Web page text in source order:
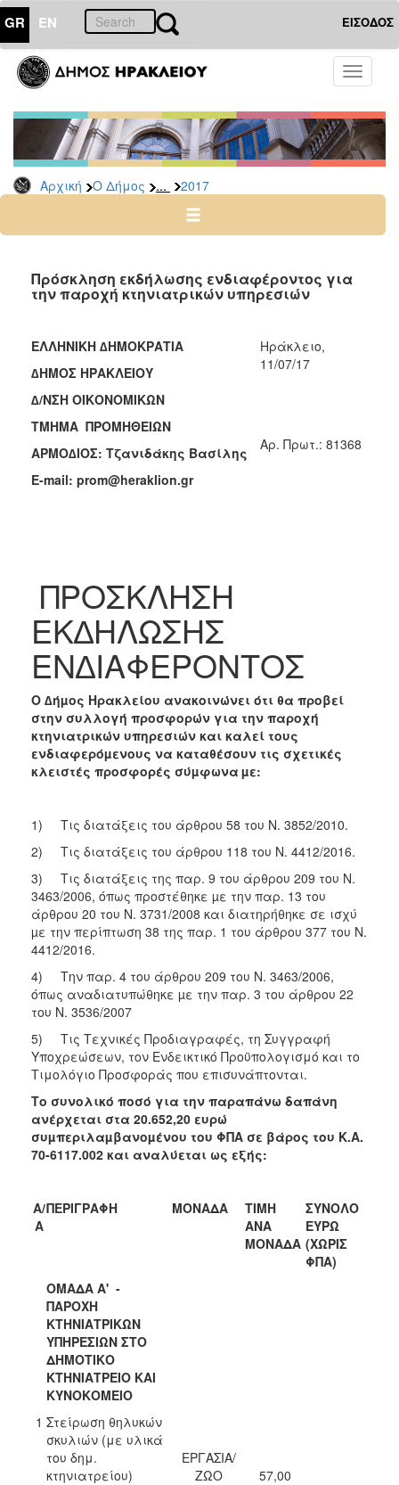
GR EN ΕΙΣΟΔΟΣ
Toggle
Αρχική Ο Δήμος ... 2017
ΔΗΜΟΣ
Δελτία
Τύπου
Αρχείο
2026
2024
2022
2020
2019
2018
2017
2016
2015
2010
ΤΟΠΟΣ
ΠΟΛΙΤΙΣΜΟΣ
ΠΟΛΗ
Πρόσκληση εκδήλωσης ενδιαφέροντος για
την παροχή κτηνιατρικών υπηρεσιών
ΕΛΛΗΝΙΚΗ ∆ΗΜΟΚΡΑΤΙΑ
∆ΗΜΟΣ ΗΡΑΚΛΕΙΟΥ
∆/ΝΣΗ ΟΙΚΟΝΟΜΙΚΩΝ
ΤΜΗΜΑ ΠΡΟΜΗΘΕΙΩΝ
ΑΡΜΟ∆ΙΟΣ: Τζανιδάκης Βασίλης
E-mail: prom@heraklion.gr
Ηράκλειο,
11/07/17
Aρ. Πρωτ.: 81368
ΠΡΟΣΚΛΗΣΗ
ΕΚ∆ΗΛΩΣΗΣ
ΕΝ∆ΙΑΦΕΡΟΝΤΟΣ
Ο ∆ήµος Ηρακλείου ανακοινώνει ότι θα προβεί
στην συλλογή προσφορών για την παροχή
κτηνιατρικών υπηρεσιών και καλεί τους
ενδιαφερόµενους να καταθέσουν τις σχετικές
κλειστές προσφορές σύµφωνα µε:
1) Τις διατάξεις του άρθρου 58 του Ν. 3852/2010.
2) Τις διατάξεις του άρθρου 118 του Ν. 4412/2016.
3) Τις διατάξεις της παρ. 9 του άρθρου 209 του Ν.
3463/2006, όπως προστέθηκε µε την παρ. 13 του
άρθρου 20 του Ν. 3731/2008 και διατηρήθηκε σε ισχύ
µε την περίπτωση 38 της παρ. 1 του άρθρου 377 του Ν.
4412/2016.
4) Την παρ. 4 του άρθρου 209 του Ν. 3463/2006,
όπως αναδιατυπώθηκε µε την παρ. 3 του άρθρου 22
του Ν. 3536/2007
5) Τις Τεχνικές Προδιαγραφές, τη Συγγραφή
Υποχρεώσεων, τον Ενδεικτικό Προϋπολογισμό και το
Τιμολόγιο Προσφοράς που επισυνάπτονται.
Το συνολικό ποσό για την παραπάνω δαπάνη
ανέρχεται στα 20.652,20 ευρώ
συµπεριλαµβανοµένου του ΦΠΑ σε βάρος του Κ.Α.
70-6117.002 και αναλύεται ως εξής:
Α/
Α
ΠΕΡΙΓΡΑΦΗ ΜΟΝΑΔΑ
ΤΙΜΗ
ΑΝΑ
ΜΟΝΑΔΑ
ΣΥΝΟΛΟ
ΕΥΡΩ
(ΧΩΡΙΣ
ΦΠΑ)
ΟΜΑΔΑ Α' -
ΠΑΡΟΧΗ
ΚΤΗΝΙΑΤΡΙΚΩΝ
ΥΠΗΡΕΣΙΩΝ ΣΤΟ
ΔΗΜΟΤΙΚΟ
ΚΤΗΝΙΑΤΡΕΙΟ ΚΑΙ
ΚΥΝΟΚΟΜΕΙΟ
1 Στείρωση θηλυκών
σκυλιών (με υλικά
του δημ.
κτηνιατρείου)
ΕΡΓΑΣΙΑ/
ΖΩΟ
57,00